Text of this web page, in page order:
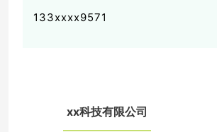
133xxxx9571
xx科技有限公司